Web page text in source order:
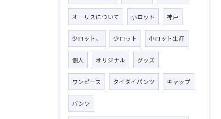
オーリスについて 小ロット 神戸
少ロット、 少ロット 小ロット生産
個人 オリジナル グッズ
ワンピース タイダイパンツ キャップ
パンツ